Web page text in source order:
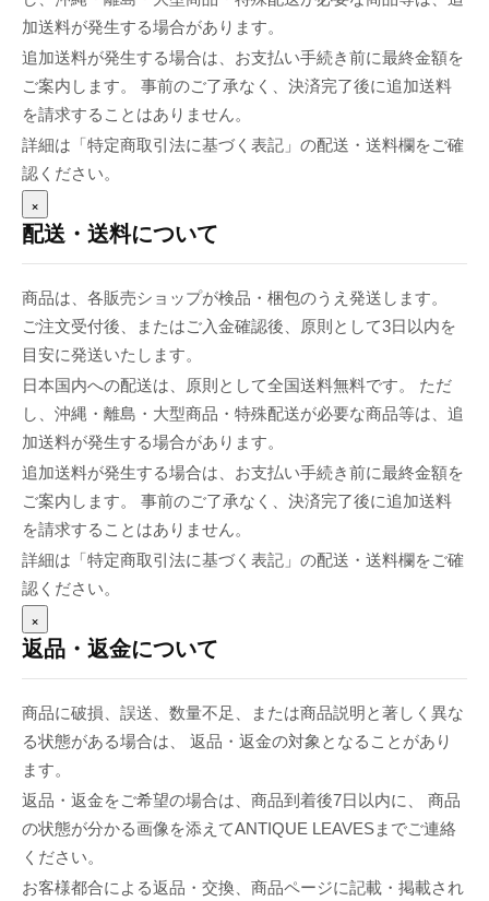
加送料が発生する場合があります。
追加送料が発生する場合は、お支払い手続き前に最終金額を
ご案内します。 事前のご了承なく、決済完了後に追加送料
を請求することはありません。
詳細は「特定商取引法に基づく表記」の配送・送料欄をご確
認ください。
×
配送・送料について
商品は、各販売ショップが検品・梱包のうえ発送します。
ご注文受付後、またはご入金確認後、原則として3日以内を
目安に発送いたします。
日本国内への配送は、原則として全国送料無料です。 ただ
し、沖縄・離島・大型商品・特殊配送が必要な商品等は、追
加送料が発生する場合があります。
追加送料が発生する場合は、お支払い手続き前に最終金額を
ご案内します。 事前のご了承なく、決済完了後に追加送料
を請求することはありません。
詳細は「特定商取引法に基づく表記」の配送・送料欄をご確
認ください。
×
返品・返金について
商品に破損、誤送、数量不足、または商品説明と著しく異な
る状態がある場合は、 返品・返金の対象となることがあり
ます。
返品・返金をご希望の場合は、商品到着後7日以内に、 商品
の状態が分かる画像を添えてANTIQUE LEAVESまでご連絡
ください。
お客様都合による返品・交換、商品ページに記載・掲載され